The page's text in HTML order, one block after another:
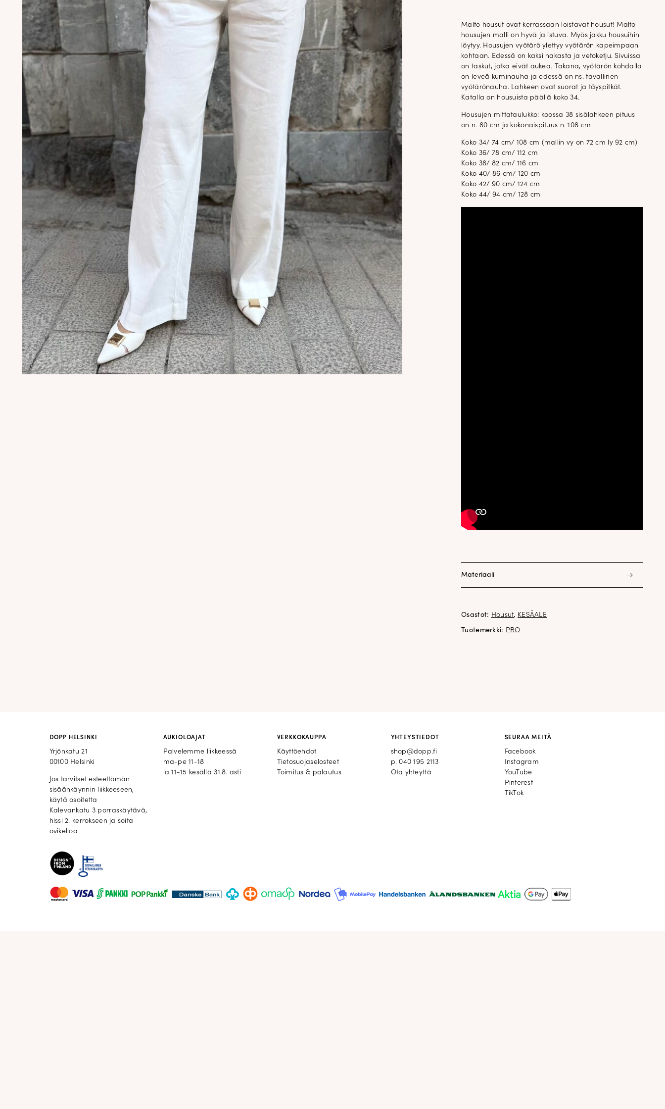
Malto housut ovat kerrassaan loistavat housut! Malto
housujen malli on hyvä ja istuva. Myös jakku housuihin
löytyy. Housujen vyötärö ylettyy vyötärön kapeimpaan
kohtaan. Edessä on kaksi hakasta ja vetoketju. Sivuissa
on taskut, jotka eivät aukea. Takana, vyötärön kohdalla
on leveä kuminauha ja edessä on ns. tavallinen
vyötärönauha. Lahkeen ovat suorat ja täyspitkät.
Katalla on housuista päällä koko 34.
Housujen mittataulukko: koossa 38 sisälahkeen pituus
on n. 80 cm ja kokonaispituus n. 108 cm
Koko 34/ 74 cm/ 108 cm (mallin vy on 72 cm ly 92 cm)
Koko 36/ 78 cm/ 112 cm
Koko 38/ 82 cm/ 116 cm
Koko 40/ 86 cm/ 120 cm
Koko 42/ 90 cm/ 124 cm
Koko 44/ 94 cm/ 128 cm
Materiaali
Osastot: Housut, KESÄALE
Tuotemerkki: PBO
DOPP HELSINKI
Yrjönkatu 21
00100 Helsinki
Jos tarvitset esteettömän
sisäänkäynnin liikkeeseen,
käytä osoitetta
Kalevankatu 3 porraskäytävä,
hissi 2. kerrokseen ja soita
ovikelloa
AUKIOLOAJAT
Palvelemme liikkeessä
ma-pe 11-18
la 11-15 kesällä 31.8. asti
VERKKOKAUPPA
Käyttöehdot
Tietosuojaselosteet
Toimitus & palautus
YHTEYSTIEDOT
shop@dopp.fi
p.040 195 2113
Ota yhteyttä
SEURAA MEITÄ
Facebook
Facebook
Instagram
Instagram
YouTube
YouTube
Pinterest
Pinterest
TikTok
TikTok